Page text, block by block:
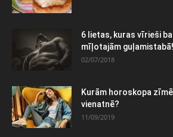
6 lietas, kuras vīrieši
mīļotajām guļamistabā!
02/07/2018
Kurām horoskopa
vienatnē?
11/09/2019